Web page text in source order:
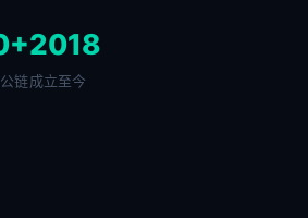
链
2018
成立至今